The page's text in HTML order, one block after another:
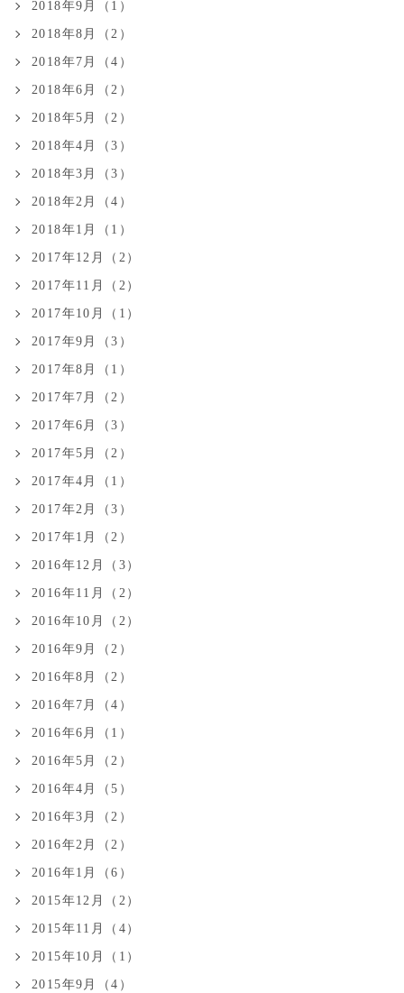
2018年9月（1）
2018年8月（2）
2018年7月（4）
2018年6月（2）
2018年5月（2）
2018年4月（3）
2018年3月（3）
2018年2月（4）
2018年1月（1）
2017年12月（2）
2017年11月（2）
2017年10月（1）
2017年9月（3）
2017年8月（1）
2017年7月（2）
2017年6月（3）
2017年5月（2）
2017年4月（1）
2017年2月（3）
2017年1月（2）
2016年12月（3）
2016年11月（2）
2016年10月（2）
2016年9月（2）
2016年8月（2）
2016年7月（4）
2016年6月（1）
2016年5月（2）
2016年4月（5）
2016年3月（2）
2016年2月（2）
2016年1月（6）
2015年12月（2）
2015年11月（4）
2015年10月（1）
2015年9月（4）